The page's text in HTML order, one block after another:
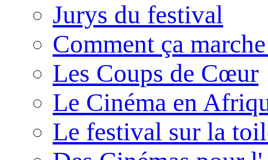
Jurys du festival
Comment ça
Les Coups de Cœur
Le Cinéma en
Le festival sur la